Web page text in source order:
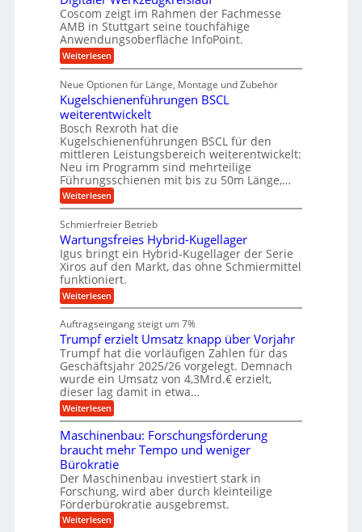
ü
r
r
a
e
U
m
g
e
b
u
n
g
e
n
e
i
n
g
a
n
g
r
S
t
e
l
e
n
e
b
e
f
ü
r
r
ä
i
s
e
H
u
b
b
e
w
e
g
u
n
g
e
n
i
s
i
o
n
f
r
A
u
t
o
m
o
t
i
v
e
n
d
M
a
s
c
h
i
e
n
b
a
u
Coscom zeigt im Rahmen der Fachmesse
AMB in Stuttgart seine touchfähige
Anwendungsoberfläche InfoPoint.
Weiterlesen:
D
g
i
t
a
l
e
r
W
e
r
k
z
e
u
g
k
r
e
i
s
a
u
f
Neue Optionen für Länge, Montage und Zubehör
Kugelschienenführungen BSCL
weiterentwickelt
Bosch Rexroth hat die
Kugelschienenführungen BSCL für den
mittleren Leistungsbereich weiterentwickelt:
Neu im Programm sind mehrteilige
Führungsschienen mit bis zu 50m Länge,…
Weiterlesen:
K
g
e
l
s
c
h
i
e
e
n
f
ü
h
r
u
n
g
e
n
B
S
C
L
w
e
i
Schmierfreier Betrieb
Wartungsfreies Hybrid-Kugellager
Igus bringt ein Hybrid-Kugellager der Serie
Xiros auf den Markt, das ohne Schmiermittel
funktioniert.
Weiterlesen:
W
r
t
u
n
g
s
f
r
e
e
s
H
y
b
r
i
d
Auftragseingang steigt um 7%
Trumpf erzielt Umsatz knapp über Vorjahr
Trumpf hat die vorläufigen Zahlen für das
Geschäftsjahr 2025/26 vorgelegt. Demnach
wurde ein Umsatz von 4,3Mrd.€ erzielt,
dieser lag damit in etwa…
Weiterlesen:
T
u
m
p
f
e
r
z
i
Maschinenbau: Forschungsförderung
braucht mehr Tempo und weniger
Bürokratie
Der Maschinenbau investiert stark in
Forschung, wird aber durch kleinteilige
Förderbürokratie ausgebremst.
Weiterlesen: